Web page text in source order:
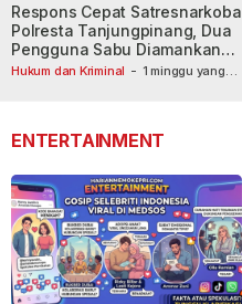
Hukum dan Kriminal - 1 minggu yang
Respons Cepat Satresnarkoba
Polresta Tanjungpinang, Dua
Pengguna Sabu Diamankan
Usai Dilaporkan ke Call Center
ENTERTAINMENT